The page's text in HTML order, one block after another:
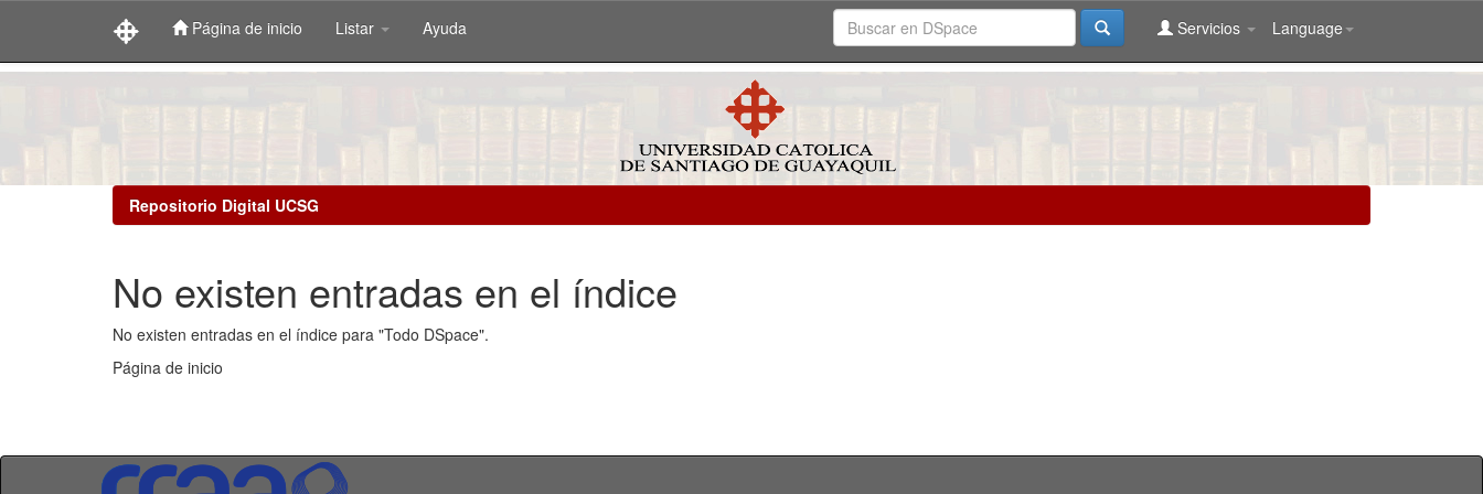
Página de inicio Listar Ayuda Language
Servicios
Repositorio Digital UCSG
No existen entradas en el índice
No existen entradas en el índice para "Todo DSpace".
Página de inicio